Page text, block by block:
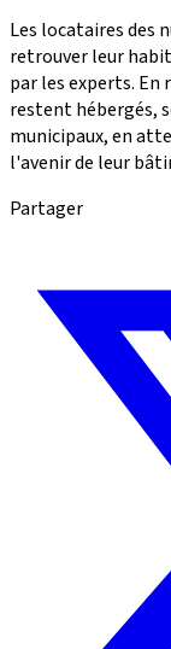
Les locataires des
retrouver leur
par les experts. En
restent hébergés,
municipaux, en
l'avenir de leur
Partager